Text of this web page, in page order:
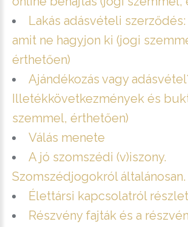
Lakás adásvételi szerződés:
amit ne hagyjon ki (jogi
érthetően)
Ajándékozás vagy
Illetékkövetkezmények és
szemmel, érthetően)
Válás menete
A jó szomszédi (v)iszony.
Szomszédjogokról általánosan.
Élettársi kapcsolatról
Részvény fajták és a